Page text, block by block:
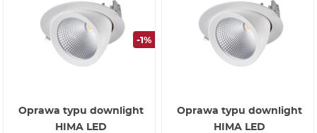
-1%
Oprawa typu downlight
HIMA LED
Oprawa typu downlight
HIMA LED